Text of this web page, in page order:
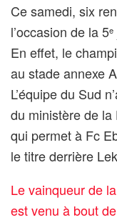
Ce samedi, six
l’occasion de la 5e
En effet, le
au stade annexe
L’équipe du Sud
du ministère de
qui permet à Fc
le titre derrière
Le vainqueur de
est venu à bout